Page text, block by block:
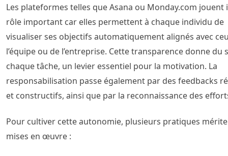
Les plateformes telles que Asana ou Monday.com jouent
rôle important car elles permettent à chaque individu de
visualiser ses objectifs automatiquement alignés avec
l’équipe ou de l’entreprise. Cette transparence donne du
chaque tâche, un levier essentiel pour la motivation. La
responsabilisation passe également par des feedbacks
et constructifs, ainsi que par la reconnaissance des
Pour cultiver cette autonomie, plusieurs pratiques
mises en œuvre :